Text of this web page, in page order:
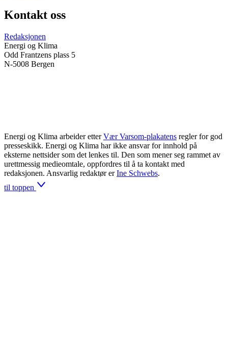
Kontakt oss
Redaksjonen
Energi og Klima
Odd Frantzens plass 5
N-5008 Bergen
Energi og Klima arbeider etter Vær Varsom-plakatens regler for god
presseskikk. Energi og Klima har ikke ansvar for innhold på
eksterne nettsider som det lenkes til. Den som mener seg rammet av
urettmessig medieomtale, oppfordres til å ta kontakt med
redaksjonen. Ansvarlig redaktør er Ine Schwebs.
til toppen